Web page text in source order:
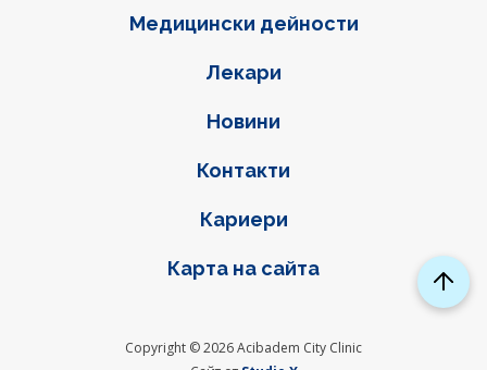
Медицински дейности
Лекари
Новини
Контакти
Кариери
Карта на сайта
Copyright © 2026 Acibadem City Clinic